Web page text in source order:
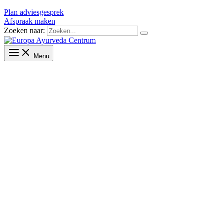
Plan adviesgesprek
Afspraak maken
Zoeken naar:
Menu